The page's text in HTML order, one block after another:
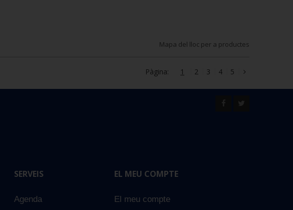
Mapa del lloc per a productes
Pàgina: 1 2 3 4 5
SERVEIS
Agenda
EL MEU COMPTE
El meu compte